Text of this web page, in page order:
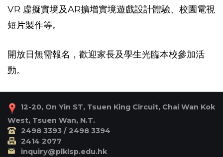
VR 虛擬實境及AR擴增實境遊戲設計體驗、校園電視
短片製作等。
開放日無需報名，歡迎家長及學生光臨本校參加活
動。
12-20, On Yin ST, Tsuen King Circuit, Chai Wan Kok
West, Tsuen Wan, N.T.
2498 3393 / 2498 3394
2414 2077
inquiry@plklsp.edu.hk